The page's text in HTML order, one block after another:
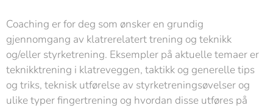
Coaching er for deg som ønsker en grundig
gjennomgang av klatrerelatert trening og teknikk
og/eller styrketrening. Eksempler på aktuelle temaer er
teknikktrening i klatreveggen, taktikk og generelle tips
og triks, teknisk utførelse av styrketreningsøvelser og
ulike typer fingertrening og hvordan disse utføres på